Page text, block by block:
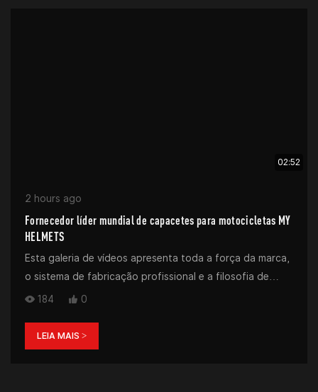
02:52
2 hours ago
Fornecedor líder mundial de capacetes para motocicletas MY
HELMETS
Esta galeria de vídeos apresenta toda a força da marca,
o sistema de fabricação profissional e a filosofia de
produto da MY HELMETS, uma fabricante global de
184 0
LEIA MAIS >